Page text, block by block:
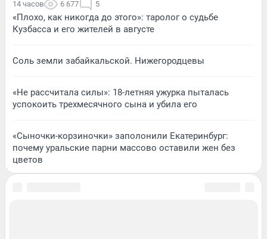
14 часов 6 677 5
«Плохо, как никогда до этого»: таролог о судьбе
Кузбасса и его жителей в августе
Соль земли забайкальской. Нижегородцевы
«Не рассчитала силы»: 18-летняя ужурка пыталась
успокоить трехмесячного сына и убила его
«Сыночки-корзиночки» заполонили Екатеринбург:
почему уральские парни массово оставили жен без
цветов